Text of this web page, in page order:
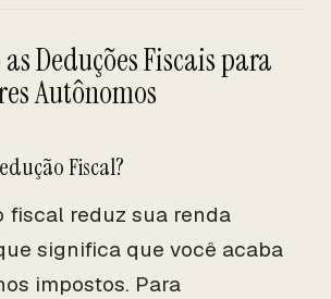
Deduções Fiscais para
Autônomos
Fiscal?
fiscal reduz sua renda
significa que você acaba
impostos. Para